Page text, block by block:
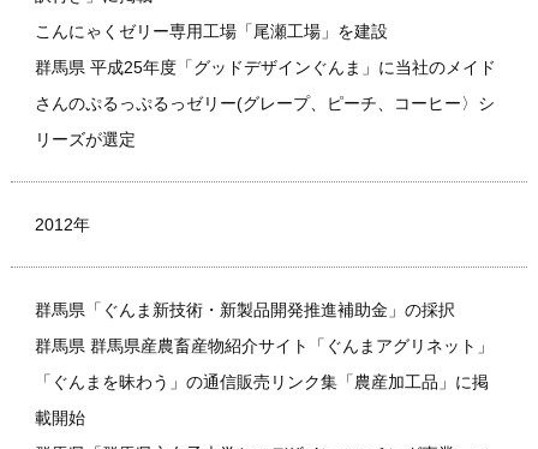
こんにゃくゼリー専用工場「尾瀬工場」を建設
群馬県 平成25年度「グッドデザインぐんま」に当社のメイド
さんのぷるっぷるっゼリー(グレープ、ピーチ、コーヒー〉シ
リーズが選定
2012年
群馬県「ぐんま新技術・新製品開発推進補助金」の採択
群馬県 群馬県産農畜産物紹介サイト「ぐんまアグリネット」
「ぐんまを昧わう」の通信販売リンク集「農産加工品」に掲
載開始